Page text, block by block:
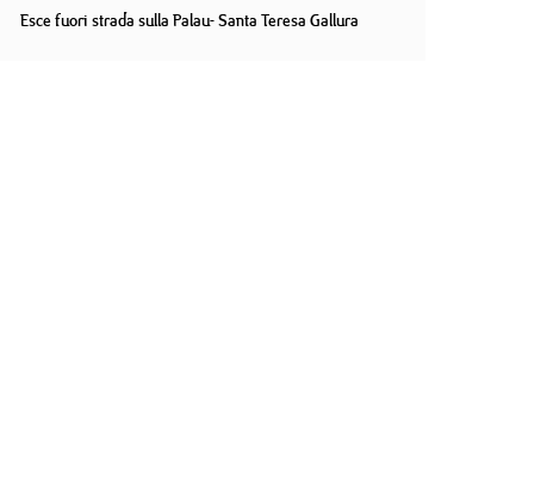
Esce fuori strada sulla Palau- Santa Teresa Gallura